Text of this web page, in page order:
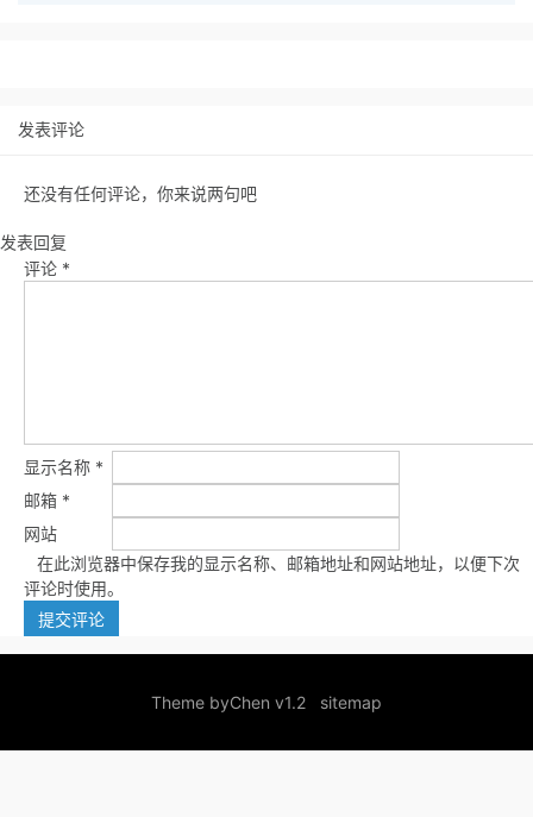
发表评论
还没有任何评论，你来说两句吧
发表回复
评论 *
显示名称 *
邮箱 *
网站
在此浏览器中保存我的显示名称、邮箱地址和网站地址，以便下次
评论时使用。
Theme byChen v1.2 sitemap